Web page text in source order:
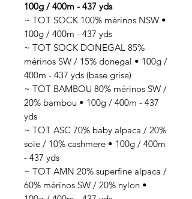
100g / 400m - 437 yds
~ TOT SOCK 100% mérinos NSW •
100g / 400m - 437 yds
~ TOT SOCK DONEGAL 85%
mérinos SW / 15% donegal • 100g /
400m - 437 yds (base grise)
~ TOT BAMBOU 80% mérinos SW /
20% bambou • 100g / 400m - 437
yds
~ TOT ASC 70% baby alpaca / 20%
soie / 10% cashmere • 100g / 400m
- 437 yds
~ TOT AMN 20% superfine alpaca /
60% mérinos SW / 20% nylon •